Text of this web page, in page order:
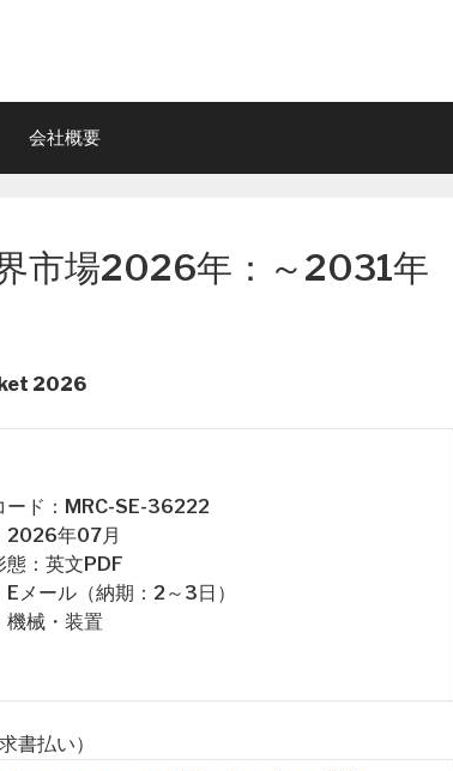
会社概要
市場2026年：～2031年
2026
ード：MRC-SE-36222
2026年07月
態：英文PDF
Eメール（納期：2～3日）
機械・装置
書払い）